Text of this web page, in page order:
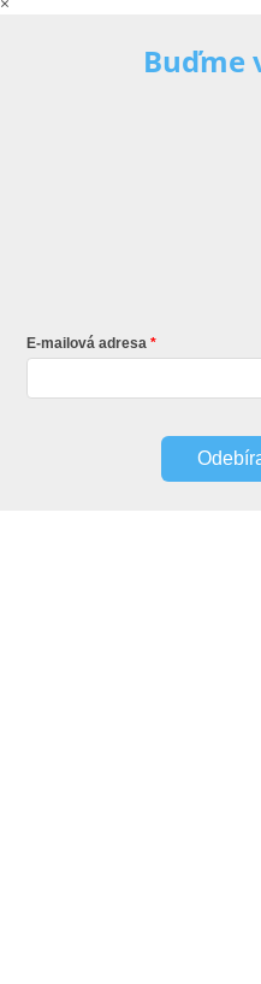
Buďme
E-mailová adresa